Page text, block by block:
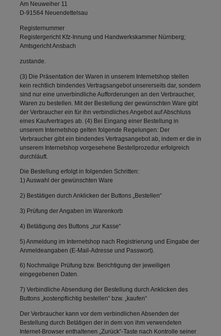
Am Neuweiher 11
D-91564 Neuendettelsau
Registernummer
Registergericht Kfz-Innung und Handwerkskammer Nürnberg;
Amtsgericht Ansbach
zustande.
(3) Die Präsentation der Waren in unserem Internetshop stellen
kein rechtlich bindendes Vertragsangebot unsererseits dar, sondern
sind nur eine unverbindliche Aufforderungen an den Verbraucher,
Waren zu bestellen. Mit der Bestellung der gewünschten Ware gibt
der Verbraucher ein für ihn verbindliches Angebot auf Abschluss
eines Kaufvertrages ab. (4) Bei Eingang einer Bestellung in
unserem Internetshop gelten folgende Regelungen: Der
Verbraucher gibt ein bindendes Vertragsangebot ab, indem er die in
unserem Internetshop vorgesehene Bestellprozedur erfolgreich
durchläuft.
Die Bestellung erfolgt in folgenden Schritten:
1) Auswahl der gewünschten Ware
2) Bestätigen durch Anklicken der Buttons „Bestellen“
3) Prüfung der Angaben im Warenkorb
4) Betätigung des Buttons „zur Kasse“
5) Anmeldung im Internetshop nach Registrierung und Eingabe der
Anmeldeangaben (E-Mail-Adresse und Passwort).
6) Nochmalige Prüfung bzw. Berichtigung der jeweiligen
eingegebenen Daten.
7) Verbindliche Absendung der Bestellung durch Anklicken des
Buttons „kostenpflichtig bestellen“ bzw. „kaufen“
Der Verbraucher kann vor dem verbindlichen Absenden der
Bestellung durch Betätigen der in dem von ihm verwendeten
Internet-Browser enthaltenen „Zurück“-Taste nach Kontrolle seiner